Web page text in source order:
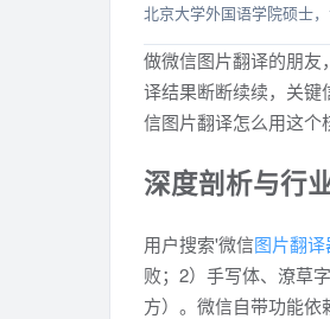
北京大学外国语学院硕士
做微信图片翻译的朋友
译结果断断续续，关键
信图片翻译怎么用这个
深度剖析与行
用户搜索'微信图片翻译
败；2）手写体、潦草
方）。微信自带功能